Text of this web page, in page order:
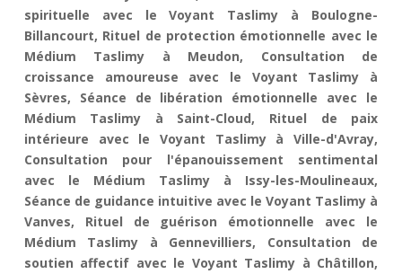
spirituelle avec le Voyant Taslimy à Boulogne-
Billancourt, Rituel de protection émotionnelle avec le
Médium Taslimy à Meudon, Consultation de
croissance amoureuse avec le Voyant Taslimy à
Sèvres, Séance de libération émotionnelle avec le
Médium Taslimy à Saint-Cloud, Rituel de paix
intérieure avec le Voyant Taslimy à Ville-d'Avray,
Consultation pour l'épanouissement sentimental
avec le Médium Taslimy à Issy-les-Moulineaux,
Séance de guidance intuitive avec le Voyant Taslimy à
Vanves, Rituel de guérison émotionnelle avec le
Médium Taslimy à Gennevilliers, Consultation de
soutien affectif avec le Voyant Taslimy à Châtillon,